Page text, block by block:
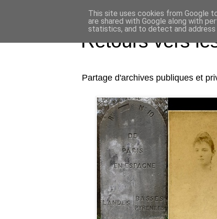
Retours vers
Partage d'archives publiques et
This site uses cookies from Google
are shared with Google along with
statistics, and to detect and address